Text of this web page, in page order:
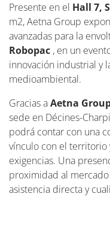
Presente en el Hall 7,
m2, Aetna Group
avanzadas para la
Robopac , en un
innovación industrial y
medioambiental.
Gracias aAetna
sede en Décines-
podrá contar con una
vínculo con el territorio
exigencias. Una
proximidad al
asistencia directa y